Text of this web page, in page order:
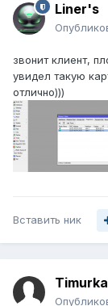
Liner's
звонит клиент,
увидел такую
отлично)))
Вставить ник
Timurka